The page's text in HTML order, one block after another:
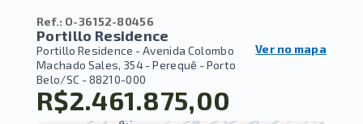
Ref.: O-36152-80456
Portillo Residence
Portillo Residence -Avenida Colombo
Machado Sales, 354 - Perequê - Porto
Belo/SC - 88210-000
Ver no mapa
R$2.461.875,00